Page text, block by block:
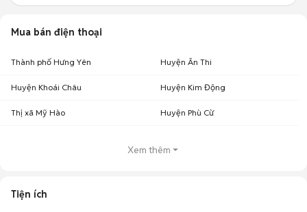
Mua bán điện thoại
Thành phố Hưng Yên Huyện Ân Thi
Huyện Khoái Châu Huyện Kim Động
Thị xã Mỹ Hào Huyện Phù Cừ
Xem thêm
Tiện ích